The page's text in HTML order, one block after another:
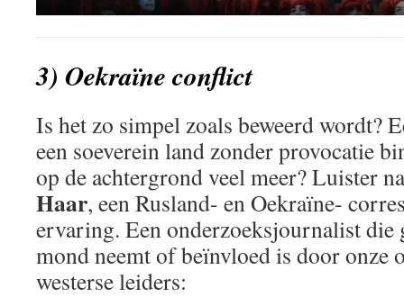
3) Oekraïne conflict
Is het zo simpel zoals beweerd wordt?
een soeverein land zonder provocatie
op de achtergrond veel meer? Luister
Haar, een Rusland- en Oekraïne-
ervaring. Een onderzoeksjournalist die
mond neemt of beïnvloed is door onze
westerse leiders: